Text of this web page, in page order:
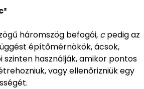
háromszög befogói, cpedig az
építőmérnökök, ácsok,
használják, amikor pontos
vagy ellenőrizniük egy